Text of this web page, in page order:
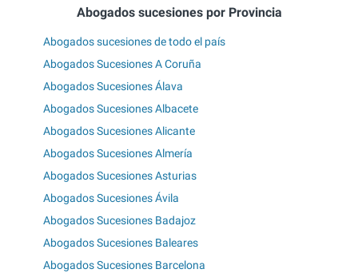
Abogados sucesiones por Provincia
Abogados sucesiones de todo el país
Abogados Sucesiones A Coruña
Abogados Sucesiones Álava
Abogados Sucesiones Albacete
Abogados Sucesiones Alicante
Abogados Sucesiones Almería
Abogados Sucesiones Asturias
Abogados Sucesiones Ávila
Abogados Sucesiones Badajoz
Abogados Sucesiones Baleares
Abogados Sucesiones Barcelona